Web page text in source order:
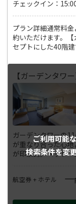
チェックイン：
プラン詳細通常料
約いただけます。
セプトにした40階
ご利用可能
検索条件を変
【ガーデンタワ
ガーデンタワーの
が重なり合った心
が印象的。ベッド
航空券 + ホテル ――――